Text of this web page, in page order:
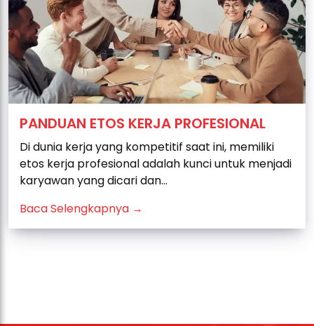
PANDUAN ETOS KERJA PROFESIONAL
Di dunia kerja yang kompetitif saat ini, memiliki
etos kerja profesional adalah kunci untuk menjadi
karyawan yang dicari dan...
Baca Selengkapnya →